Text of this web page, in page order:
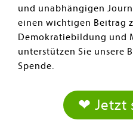
und unabhängigen
einen wichtigen Beitrag
Demokratiebildung und
unterstützen Sie unsere
Spende.
❤ Jetzt